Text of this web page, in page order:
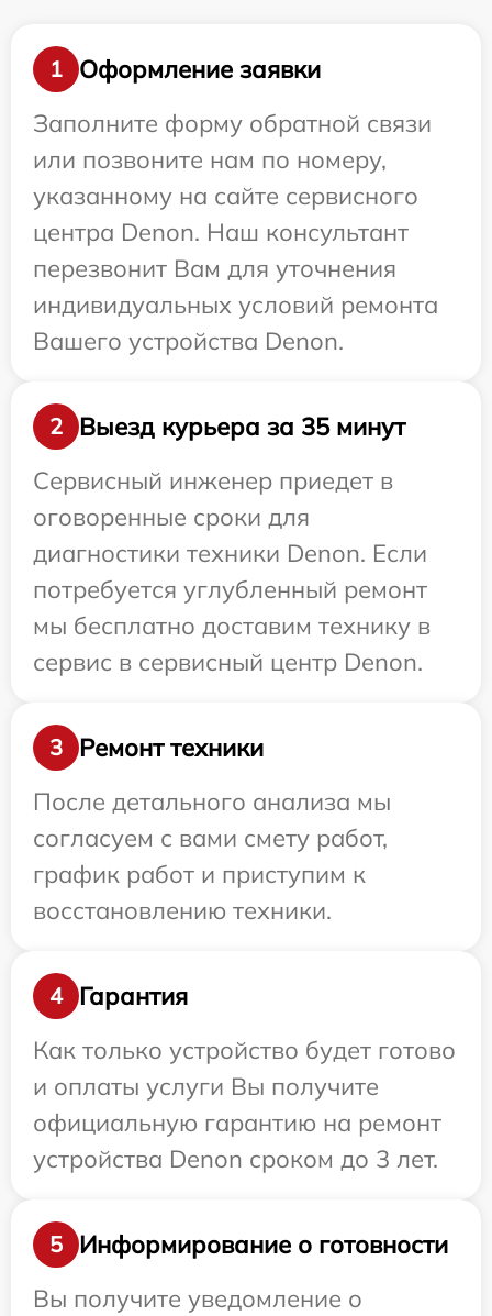
1
Оформление заявки
Заполните форму обратной связи
или позвоните нам по номеру,
указанному на сайте сервисного
центра Denon. Наш консультант
перезвонит Вам для уточнения
индивидуальных условий ремонта
Вашего устройства Denon.
2
Выезд курьера за 35 минут
Сервисный инженер приедет в
оговоренные сроки для
диагностики техники Denon. Если
потребуется углубленный ремонт
мы бесплатно доставим технику в
сервис в сервисный центр Denon.
3
Ремонт техники
После детального анализа мы
согласуем с вами смету работ,
график работ и приступим к
восстановлению техники.
4
Гарантия
Как только устройство будет готово
и оплаты услуги Вы получите
официальную гарантию на ремонт
устройства Denon сроком до 3 лет.
5
Информирование о готовности
Вы получите уведомление о